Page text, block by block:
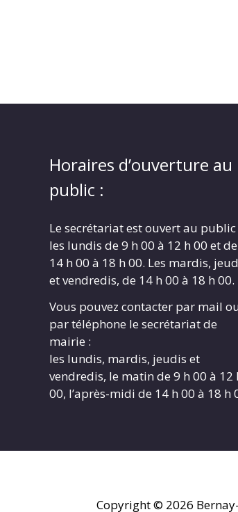
Horaires d’ouverture au
public :
Le secrétariat est ouvert au public
les lundis de 9 h 00 à 12 h 00 et de
14 h 00 à 18 h 00. Les mardis,
et vendredis, de 14 h 00 à 18 h 00.
Vous pouvez contacter par mail ou
par téléphone le secrétariat de
mairie :
les lundis, mardis, jeudis et
vendredis, le matin de 9 h 00 à 12
00, l’après-midi de 14 h 00 à 18 h
Copyright © 2026